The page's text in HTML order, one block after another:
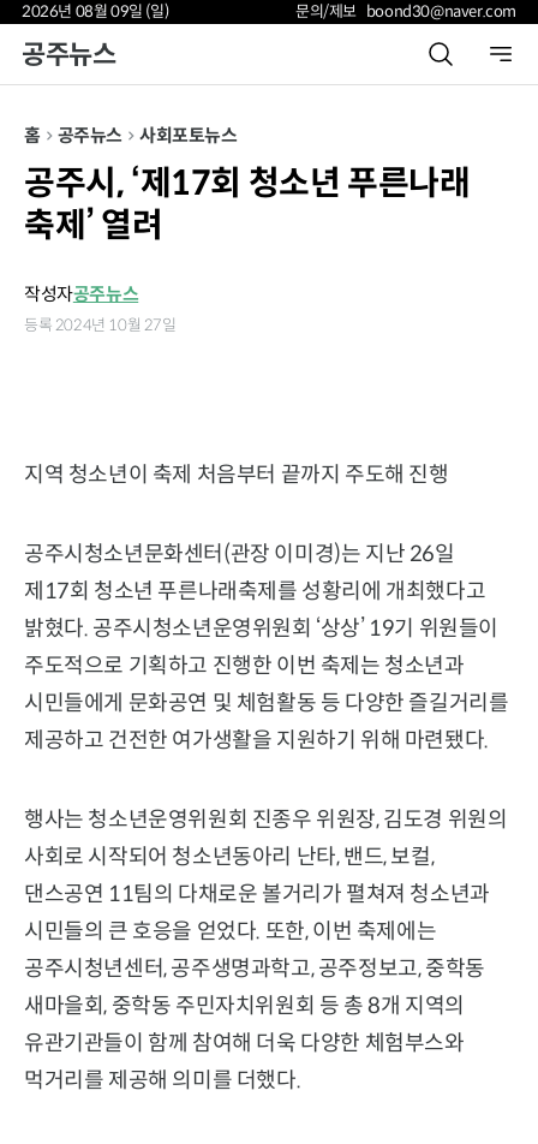
2026년 08월 09일 (일) 문의/제보 boond30@naver.com
공주뉴스
홈 공주뉴스 사회포토뉴스
공주시, ‘제17회 청소년 푸른나래
축제’ 열려
작성자공주뉴스
등록 2024년 10월 27일
지역 청소년이 축제 처음부터 끝까지 주도해 진행
공주시청소년문화센터(관장 이미경)는 지난 26일
제17회 청소년 푸른나래축제를 성황리에 개최했다고
밝혔다. 공주시청소년운영위원회 ‘상상’ 19기 위원들이
주도적으로 기획하고 진행한 이번 축제는 청소년과
시민들에게 문화공연 및 체험활동 등 다양한 즐길거리를
제공하고 건전한 여가생활을 지원하기 위해 마련됐다.
행사는 청소년운영위원회 진종우 위원장, 김도경 위원의
사회로 시작되어 청소년동아리 난타, 밴드, 보컬,
댄스공연 11팀의 다채로운 볼거리가 펼쳐져 청소년과
시민들의 큰 호응을 얻었다. 또한, 이번 축제에는
공주시청년센터, 공주생명과학고, 공주정보고, 중학동
새마을회, 중학동 주민자치위원회 등 총 8개 지역의
유관기관들이 함께 참여해 더욱 다양한 체험부스와
먹거리를 제공해 의미를 더했다.